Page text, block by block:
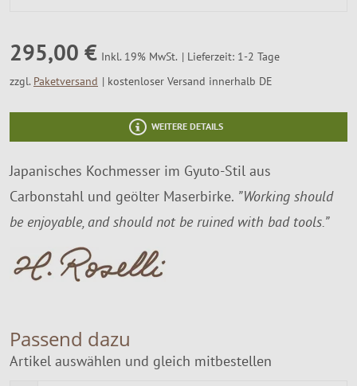
295,00 € Inkl. 19% MwSt.
Lieferzeit: 1-2 Tage
zzgl. Paketversand kostenloser Versand innerhalb DE
WEITERE DETAILS
Japanisches Kochmesser im Gyuto-Stil aus
Carbonstahl und geölter Maserbirke. ”Working should
be enjoyable, and should not be ruined with bad tools.”
Passend dazu
Artikel auswählen und gleich mitbestellen